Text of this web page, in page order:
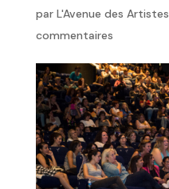
par L'Avenue des Artistes
commentaires